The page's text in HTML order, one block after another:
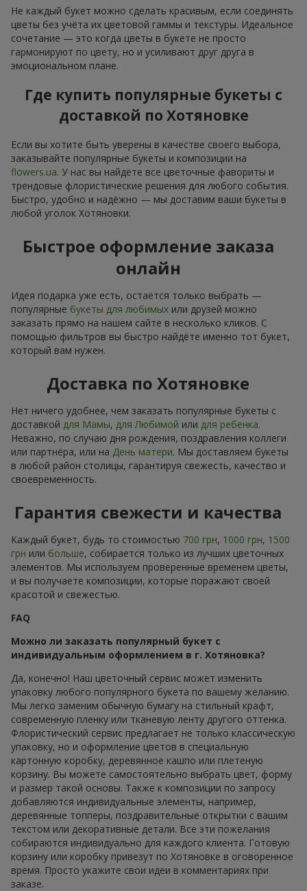
Не каждый букет можно сделать красивым, если соединять
цветы без учёта их цветовой гаммы и текстуры. Идеальное
сочетание — это когда цветы в букете не просто
гармонируют по цвету, но и усиливают друг друга в
эмоциональном плане.
Где купить популярные букеты с
доставкой по Хотяновке
Если вы хотите быть уверены в качестве своего выбора,
заказывайте популярные букеты и композиции на
flowers.ua. У нас вы найдёте все цветочные фавориты и
трендовые флористические решения для любого события.
Быстро, удобно и надёжно — мы доставим ваши букеты в
любой уголок Хотяновки.
Быстрое оформление заказа
онлайн
Идея подарка уже есть, остаётся только выбрать —
популярные букеты для любимых или друзей можно
заказать прямо на нашем сайте в несколько кликов. С
помощью фильтров вы быстро найдёте именно тот букет,
который вам нужен.
Доставка по Хотяновке
Нет ничего удобнее, чем заказать популярные букеты с
доставкой для Мамы, для Любимой или для ребёнка.
Неважно, по случаю дня рождения, поздравления коллеги
или партнёра, или на День матери. Мы доставляем букеты
в любой район столицы, гарантируя свежесть, качество и
своевременность.
Гарантия свежести и качества
Каждый букет, будь то стоимостью 700 грн, 1000 грн, 1500
грн или больше, собирается только из лучших цветочных
элементов. Мы используем проверенные временем цветы,
и вы получаете композиции, которые поражают своей
красотой и свежестью.
FAQ
Можно ли заказать популярный букет с
индивидуальным оформлением в г. Хотяновка?
Да, конечно! Наш цветочный сервис может изменить
упаковку любого популярного букета по вашему желанию.
Мы легко заменим обычную бумагу на стильный крафт,
современную пленку или тканевую ленту другого оттенка.
Флористический сервис предлагает не только классическую
упаковку, но и оформление цветов в специальную
картонную коробку, деревянное кашпо или плетеную
корзину. Вы можете самостоятельно выбрать цвет, форму
и размер такой основы. Также к композиции по запросу
добавляются индивидуальные элементы, например,
деревянные топперы, поздравительные открытки с вашим
текстом или декоративные детали. Все эти пожелания
собираются индивидуально для каждого клиента. Готовую
корзину или коробку привезут по Хотяновке в оговоренное
время. Просто укажите свои идеи в комментариях при
заказе.